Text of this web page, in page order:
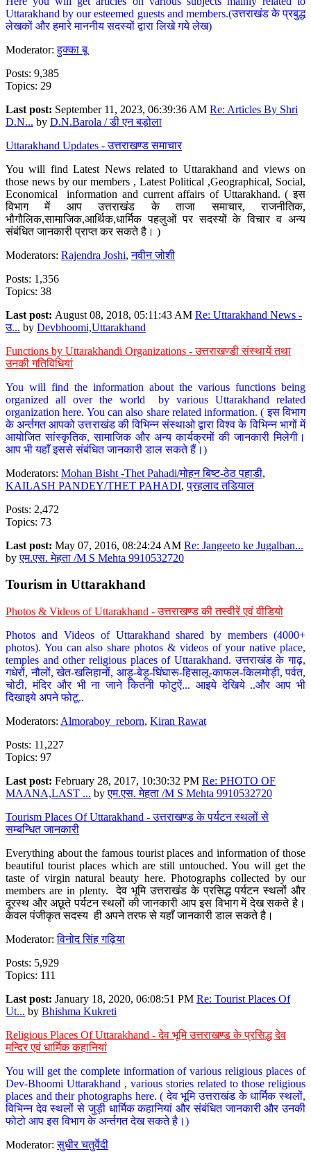
Uttarakhand by our esteemed guests and members.(उत्तराखंड के प्रबुद्ध
लेखकों और हमारे माननीय सदस्यों द्वारा लिखे गये लेख)
Moderator:हुक्का बू
Posts: 9,385
Topics: 29
Last post: September 11, 2023, 06:39:36 AM Re: Articles By Shri
D.N... by D.N.Barola / डी एन बड़ोला
Uttarakhand Updates - उत्तराखण्ड समाचार
You will find Latest News related to Uttarakhand and views on
those news by our members , Latest Political ,Geographical, Social,
Economical information and current affairs of Uttarakhand. ( इस
विभाग में आप उत्तराखंड के ताजा समाचार, राजनीतिक,
भौगौलिक,सामाजिक,आर्थिक,धार्मिक पहलुओं पर सदस्यों के विचार व अन्य
संबंधित जानकारी प्राप्त कर सकते है। )
Moderators: Rajendra Joshi,नवीन जोशी
Posts: 1,356
Topics: 38
Last post: August 08, 2018, 05:11:43 AM Re: Uttarakhand News -
उ... by Devbhoomi,Uttarakhand
Functions by Uttarakhandi Organizations - उत्तराखण्डी संस्थायें तथा
उनकी गतिविधियां
You will find the information about the various functions being
organized all over the world by various Uttarakhand related
organization here. You can also share related information. ( इस विभाग
के अर्न्तगत आपको उत्तराखंड की विभिन्न संस्थाओ द्वारा विश्व के विभिन्न भागों में
आयोजित सांस्कृतिक, सामाजिक और अन्य कार्यक्रमों की जानकारी मिलेगी।
आप भी यहाँ इससे संबंधित जानकारी डाल सकते हैं।)
Moderators: Mohan Bisht -Thet Pahadi/मोहन बिष्ट-ठेठ पहाडी,
KAILASH PANDEY/THET PAHADI,प्रहलाद तडियाल
Posts: 2,472
Topics: 73
Last post: May 07, 2016, 08:24:24 AM Re: Jangeeto ke Jugalban...
byएम.एस. मेहता /M S Mehta 9910532720
Tourism in Uttarakhand
Photos & Videos of Uttarakhand - उत्तराखण्ड की तस्वीरें एवं वीडियो
Photos and Videos of Uttarakhand shared by members (4000+
photos). You can also share photos & videos of your native place,
temples and other religious places of Uttarakhand. उत्तराखंड के गाढ़,
गधेरों, नौलों, खेत-खलिहानों, आड़ू-बेड़ू-घिंघारू-हिसालू-काफल-किलमोड़ी, पर्वत,
चोटी, मंदिर और भी ना जाने कितनी फोटुऐं... आइये देखिये ..और आप भी
दिखाइये अपने फोटू..
Moderators: Almoraboy_reborn, Kiran Rawat
Posts: 11,227
Topics: 97
Last post: February 28, 2017, 10:30:32 PM Re: PHOTO OF
MAANA,LAST ... byएम.एस. मेहता /M S Mehta 9910532720
Tourism Places Of Uttarakhand - उत्तराखण्ड के पर्यटन स्थलों से
सम्बन्धित जानकारी
Everything about the famous tourist places and information of those
beautiful tourist places which are still untouched. You will get the
taste of virgin natural beauty here. Photographs collected by our
members are in plenty. देव भूमि उत्तराखंड के प्रसिद्ध पर्यटन स्थलों और
दूरस्थ और अछूते पर्यटन स्थलों की जानकारी आप इस विभाग में देख सकते है।
केवल पंजीकृत सदस्य ही अपने तरफ से यहाँ जानकारी डाल सकते है।
Moderator:विनोद सिंह गढ़िया
Posts: 5,929
Topics: 111
Last post: January 18, 2020, 06:08:51 PM Re: Tourist Places Of
Ut... by Bhishma Kukreti
Religious Places Of Uttarakhand - देव भूमि उत्तराखण्ड के प्रसिद्ध देव
मन्दिर एवं धार्मिक कहानियां
You will get the complete information of various religious places of
Dev-Bhoomi Uttarakhand , various stories related to those religious
places and their photographs here. ( देव भूमि उत्तराखंड के धार्मिक स्थलों,
विभिन्न देव स्थलों से जुड़ी धार्मिक कहानियां और संबंधित जानकारी और उनकी
फोटो आप इस विभाग के अर्न्तगत देख सकते है।)
Moderator:सुधीर चतुर्वेदी